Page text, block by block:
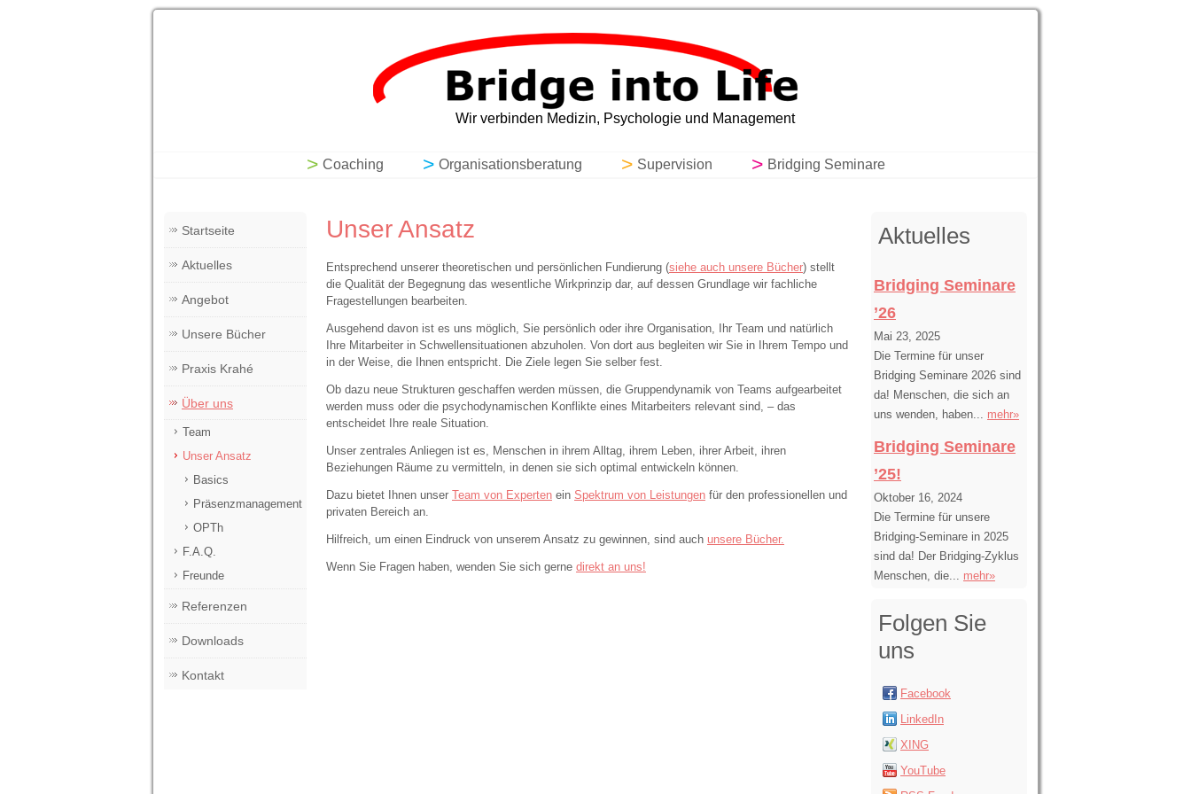
Wir verbinden Medizin, Psychologie und Management
Coaching Organisationsberatung Supervision Bridging Seminare
Startseite
Aktuelles
Angebot
Unsere Bücher
Praxis Krahé
Über uns
Team
Unser Ansatz
Basics
Präsenzmanagement
OPTh
F.A.Q.
Freunde
Referenzen
Downloads
Kontakt
Unser Ansatz
Entsprechend unserer theoretischen und persönlichen Fundierung (siehe auch unsere Bücher) stellt
die Qualität der Begegnung das wesentliche Wirkprinzip dar, auf dessen Grundlage wir fachliche
Fragestellungen bearbeiten.
Ausgehend davon ist es uns möglich, Sie persönlich oder ihre Organisation, Ihr Team und natürlich
Ihre Mitarbeiter in Schwellensituationen abzuholen. Von dort aus begleiten wir Sie in Ihrem Tempo und
in der Weise, die Ihnen entspricht. Die Ziele legen Sie selber fest.
Ob dazu neue Strukturen geschaffen werden müssen, die Gruppendynamik von Teams aufgearbeitet
werden muss oder die psychodynamischen Konflikte eines Mitarbeiters relevant sind, – das
entscheidet Ihre reale Situation.
Unser zentrales Anliegen ist es, Menschen in ihrem Alltag, ihrem Leben, ihrer Arbeit, ihren
Beziehungen Räume zu vermitteln, in denen sie sich optimal entwickeln können.
Dazu bietet Ihnen unser Team von Experten ein Spektrum von Leistungen für den professionellen und
privaten Bereich an.
Hilfreich, um einen Eindruck von unserem Ansatz zu gewinnen, sind auch unsere Bücher.
Wenn Sie Fragen haben, wenden Sie sich gerne direkt an uns!
Aktuelles
Bridging Seminare
’26
Mai 23, 2025
Die Termine für unser
Bridging Seminare 2026 sind
da! Menschen, die sich an
uns wenden, haben... mehr»
Bridging Seminare
’25!
Oktober 16, 2024
Die Termine für unsere
Bridging-Seminare in 2025
sind da! Der Bridging-Zyklus
Menschen, die... mehr»
Folgen Sie
uns
Facebook
LinkedIn
XING
YouTube